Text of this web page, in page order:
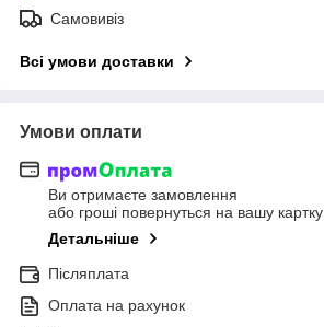
Самовивіз
Всі умови доставки
Умови оплати
Ви отримаєте замовлення
або гроші повернуться на вашу картку
Детальніше
Післяплата
Оплата на рахунок